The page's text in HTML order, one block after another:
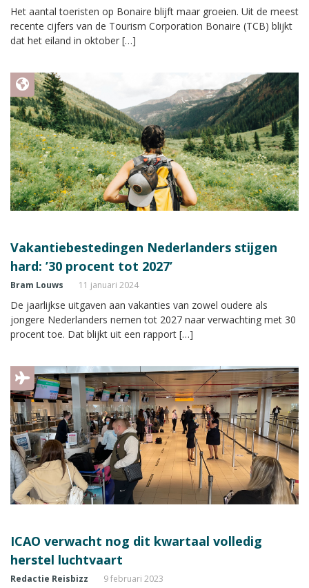
Het aantal toeristen op Bonaire blijft maar groeien. Uit de meest
recente cijfers van de Tourism Corporation Bonaire (TCB) blijkt
dat het eiland in oktober […]
Vakantiebestedingen Nederlanders stijgen
hard: ’30 procent tot 2027’
Bram Louws 11 januari 2024
De jaarlijkse uitgaven aan vakanties van zowel oudere als
jongere Nederlanders nemen tot 2027 naar verwachting met 30
procent toe. Dat blijkt uit een rapport […]
ICAO verwacht nog dit kwartaal volledig
herstel luchtvaart
Redactie Reisbizz 9 februari 2023